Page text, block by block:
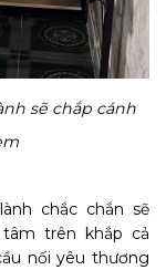
sẽ chắp cánh
chắc chắn sẽ
trên khắp cả
nối yêu thương